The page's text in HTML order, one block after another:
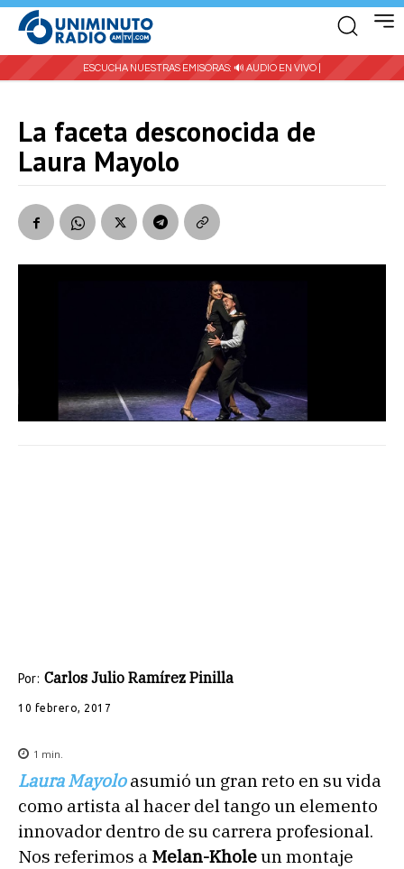
ESCUCHA NUESTRAS EMISORAS: 🔊 AUDIO EN VIVO |
La faceta desconocida de
Laura Mayolo
Por: Carlos Julio Ramírez Pinilla
10 febrero, 2017
1 min.
Laura Mayoloasumió un gran reto en su vida
como artista al hacer del tango un elemento
innovador dentro de su carrera profesional.
Nos referimos a Melan-Kholeun montaje